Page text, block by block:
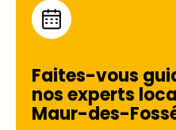
Faites-vous
nos experts
Maur-des-